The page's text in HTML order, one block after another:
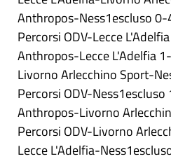
Anthropos-Ness1escluso 0-
Percorsi ODV-Lecce
Anthropos-Lecce L'Adelfia
Livorno Arlecchino Sport-
Percorsi ODV-Ness1escluso
Anthropos-Livorno
Percorsi ODV-Livorno
Lecce L'Adelfia-